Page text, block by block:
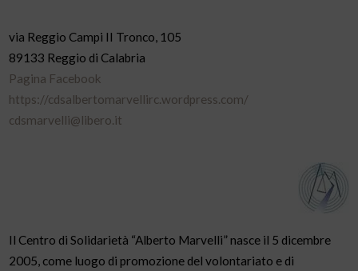
via Reggio Campi II Tronco, 105
89133 Reggio di Calabria
Pagina Facebook
https://cdsalbertomarvellirc.wordpress.com/
cdsmarvelli@libero.it
Il Centro di Solidarietà “Alberto Marvelli” nasce il 5 dicembre
2005, come luogo di promozione del volontariato e di